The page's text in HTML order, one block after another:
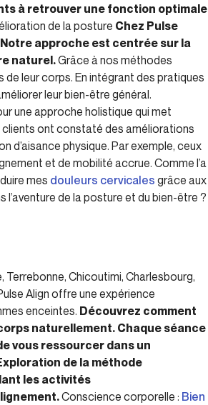
à retrouver une fonction optimale
de la posture Chez Pulse
approche est centrée sur la
naturel.Grâce à nos méthodes
leur corps. En intégrant des pratiques
leur bien-être général.
une approche holistique qui met
clients ont constaté des améliorations
d’aisance physique. Par exemple, ceux
et de mobilité accrue. Comme l’a
mes douleurs cervicales grâce aux
l’aventure de la posture et du bien-être ?
Terrebonne, Chicoutimi, Charlesbourg,
Align offre une expérience
enceintes. Découvrez comment
naturellement. Chaque séance
vous ressourcer dans un
de la méthode
les activités
Conscience corporelle : Bien